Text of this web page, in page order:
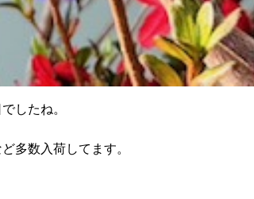
したね。
多数入荷してます。